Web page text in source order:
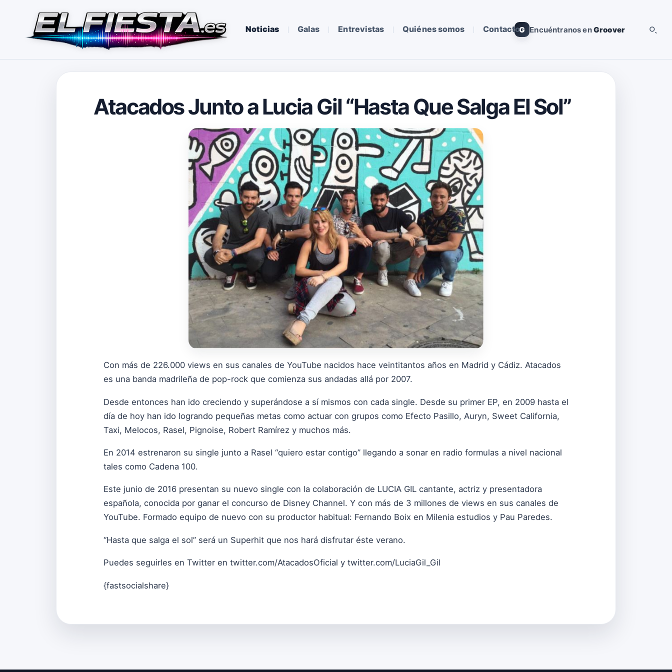
Noticias Galas Entrevistas Quiénes somos ContactoG Encuéntranos enGroover
Atacados Junto a Lucia Gil “Hasta Que Salga El Sol”
Con más de 226.000 views en sus canales de YouTube nacidos hace veintitantos años en Madrid y Cádiz. Atacados
es una banda madrileña de pop-rock que comienza sus andadas allá por 2007.
Desde entonces han ido creciendo y superándose a sí mismos con cada single. Desde su primer EP, en 2009 hasta el
día de hoy han ido logrando pequeñas metas como actuar con grupos como Efecto Pasillo, Auryn, Sweet California,
Taxi, Melocos, Rasel, Pignoise, Robert Ramírez y muchos más.
En 2014 estrenaron su single junto a Rasel “quiero estar contigo” llegando a sonar en radio formulas a nivel nacional
tales como Cadena 100.
Este junio de 2016 presentan su nuevo single con la colaboración de LUCIA GIL cantante, actriz y presentadora
española, conocida por ganar el concurso de Disney Channel. Y con más de 3 millones de views en sus canales de
YouTube. Formado equipo de nuevo con su productor habitual: Fernando Boix en Milenia estudios y Pau Paredes.
“Hasta que salga el sol” será un Superhit que nos hará disfrutar éste verano.
Puedes seguirles en Twitter en twitter.com/AtacadosOficial y twitter.com/LuciaGil_Gil
{fastsocialshare}